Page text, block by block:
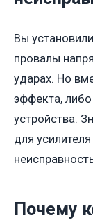
Вы
провалы
ударах. Но
эффекта,
устройства.
для
Почему